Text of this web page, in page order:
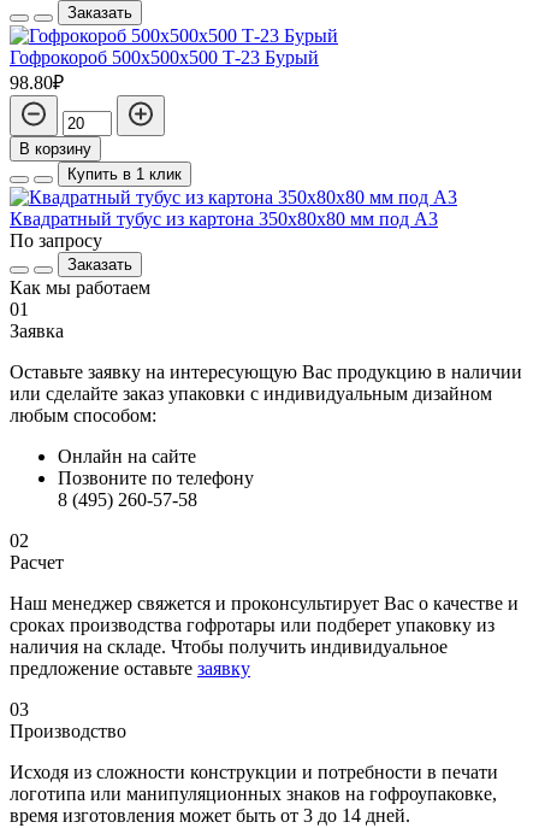
Заказать
Гофрокороб 500х500х500 Т-23 Бурый
98.80₽
В корзину
Купить в 1 клик
Квадратный тубус из картона 350x80x80 мм под А3
По запросу
Заказать
Как мы работаем
01
Заявка
Оставьте заявку на интересующую Вас продукцию в наличии
или сделайте заказ упаковки с индивидуальным дизайном
любым способом:
Онлайн на сайте
Позвоните по телефону
8 (495) 260-57-58
02
Расчет
Наш менеджер свяжется и проконсультирует Вас о качестве и
сроках производства гофротары или подберет упаковку из
наличия на складе. Чтобы получить индивидуальное
предложение оставьте заявку
03
Производство
Исходя из сложности конструкции и потребности в печати
логотипа или манипуляционных знаков на гофроупаковке,
время изготовления может быть от 3 до 14 дней.